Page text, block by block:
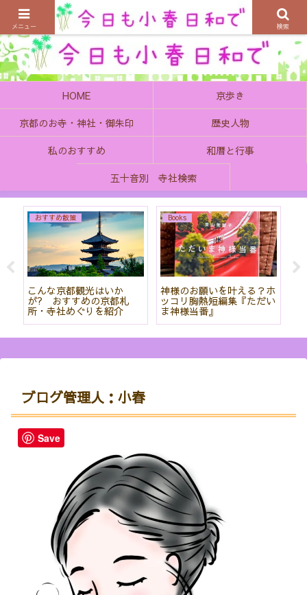
京都の町で歴史を楽しむ、そんなゆったり気分を感じてみませんか
HOME
京歩き
京都のお寺・神社・御朱印
歴史人物
私のおすすめ
和暦と行事
五十音別 寺社検索
おすすめ散策
こんな京都観光はいか
が? おすすめの京都札
所・寺社めぐりを紹介
Books
神様のお願いを叶える？ホ
ッコリ胸熱短編集『ただい
ま神様当番』
ブログ管理人：小春
メニュー 検索
Save